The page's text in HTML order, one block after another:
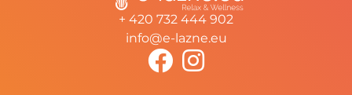
+ 420 732 444 902
info@e-lazne.eu